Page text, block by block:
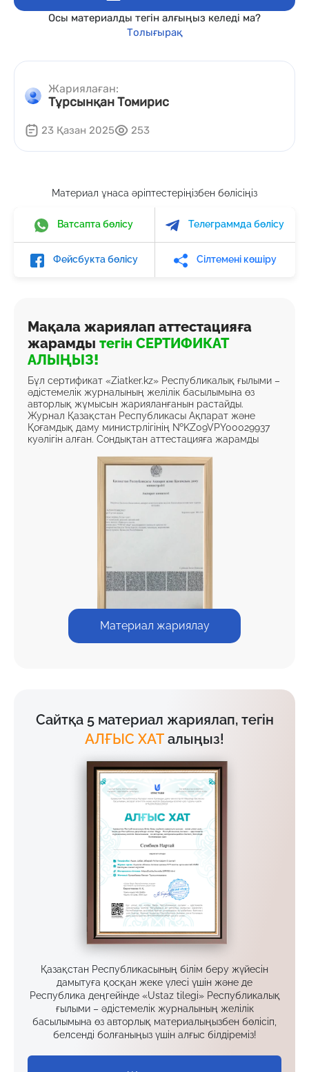
Осы материалды тегін алғыңыз келеді ма?
Толығырақ
Жариялаған:
Тұрсынқан Томирис
23 Қазан 2025 253
Материал ұнаса әріптестеріңізбен бөлісіңіз
Ватсапта бөлісу Телеграммда бөлісу
Фейсбукта бөлісу Сілтемені көшіру
Мақала жариялап аттестацияға
жарамды тегін СЕРТИФИКАТ
АЛЫҢЫЗ!
Бұл сертификат «Ziatker.kz» Республикалық ғылыми –
әдістемелік журналының желілік басылымына өз
авторлық жұмысын жарияланғанын растайды.
Журнал Қазақстан Республикасы Ақпарат және
Қоғамдық даму министрлігінің №KZ09VPY00029937
куәлігін алған. Сондықтан аттестацияға жарамды
Материал жариялау
Сайтқа 5 материал жариялап, тегін
АЛҒЫС ХАТ алыңыз!
Қазақстан Республикасының білім беру жүйесін
дамытуға қосқан жеке үлесі үшін және де
Республика деңгейінде «Ustaz tilegi» Республикалық
ғылыми – әдістемелік журналының желілік
басылымына өз авторлық материалыңызбен бөлісіп,
белсенді болғаныңыз үшін алғыс білдіреміз!